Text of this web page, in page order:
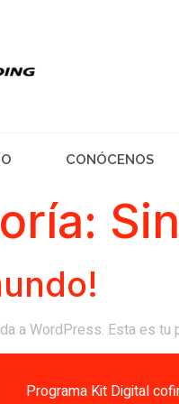
CONÓCENOS
a WordPress. Esta es tu
Programa Kit Digital